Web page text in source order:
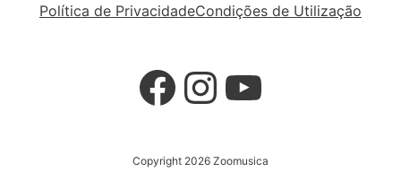
Política de PrivacidadeCondições de Utilização
Facebook
Instagram
YouTube
Copyright 2026 Zoomusica